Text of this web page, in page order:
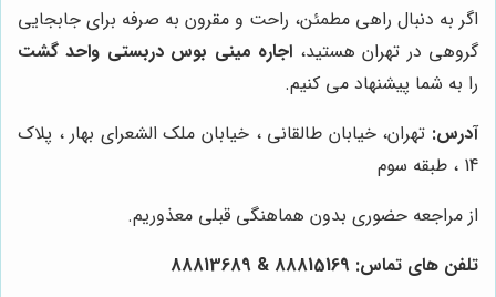
اگر به دنبال راهی مطمئن، راحت و مقرون به صرفه برای جابجایی
گروهی در تهران هستید، اجاره مینی بوس دربستی واحد گشت
را به شما پیشنهاد می کنیم.
آدرس: تهران، خیابان طالقانی ، خیابان ملک الشعرای بهار ، پلاک
14 ، طبقه سوم
از مراجعه حضوری بدون هماهنگی قبلی معذوریم.
تلفن های تماس: 88815169
&
88813689